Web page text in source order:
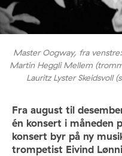
Master Oogway, fra
Martin Heggli Mellem
Lauritz Lyster Skeidsvoll
Fra august til
én konsert i måneden
konsert byr på ny
trompetist Eivind